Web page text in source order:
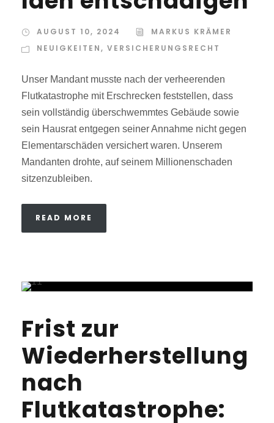
AUGUST 10, 2024
MARKUS KRÄMER
NEUIGKEITEN, VERSICHERUNGSRECHT
Unser Mandant musste nach der verheerenden
Flutkatastrophe mit Erschrecken feststellen, dass
sein vollständig überschwemmtes Gebäude sowie
sein Hausrat entgegen seiner Annahme nicht gegen
Elementarschäden versichert waren. Unserem
Mandanten drohte, auf seinem Millionenschaden
sitzenzubleiben.
READ MORE
Frist zur
Wiederherstellung
nach
Flutkatastrophe: